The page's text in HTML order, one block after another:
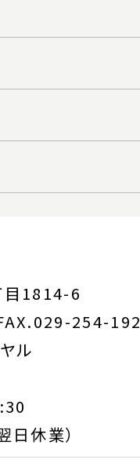
目1814-6
254-
ル
日休業）